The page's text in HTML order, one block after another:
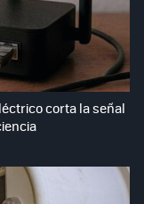
corta la señal